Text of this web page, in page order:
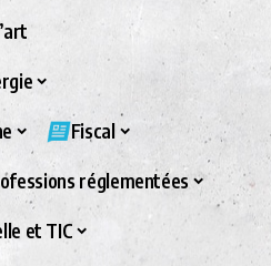
Fiscal
réglementées
et TIC